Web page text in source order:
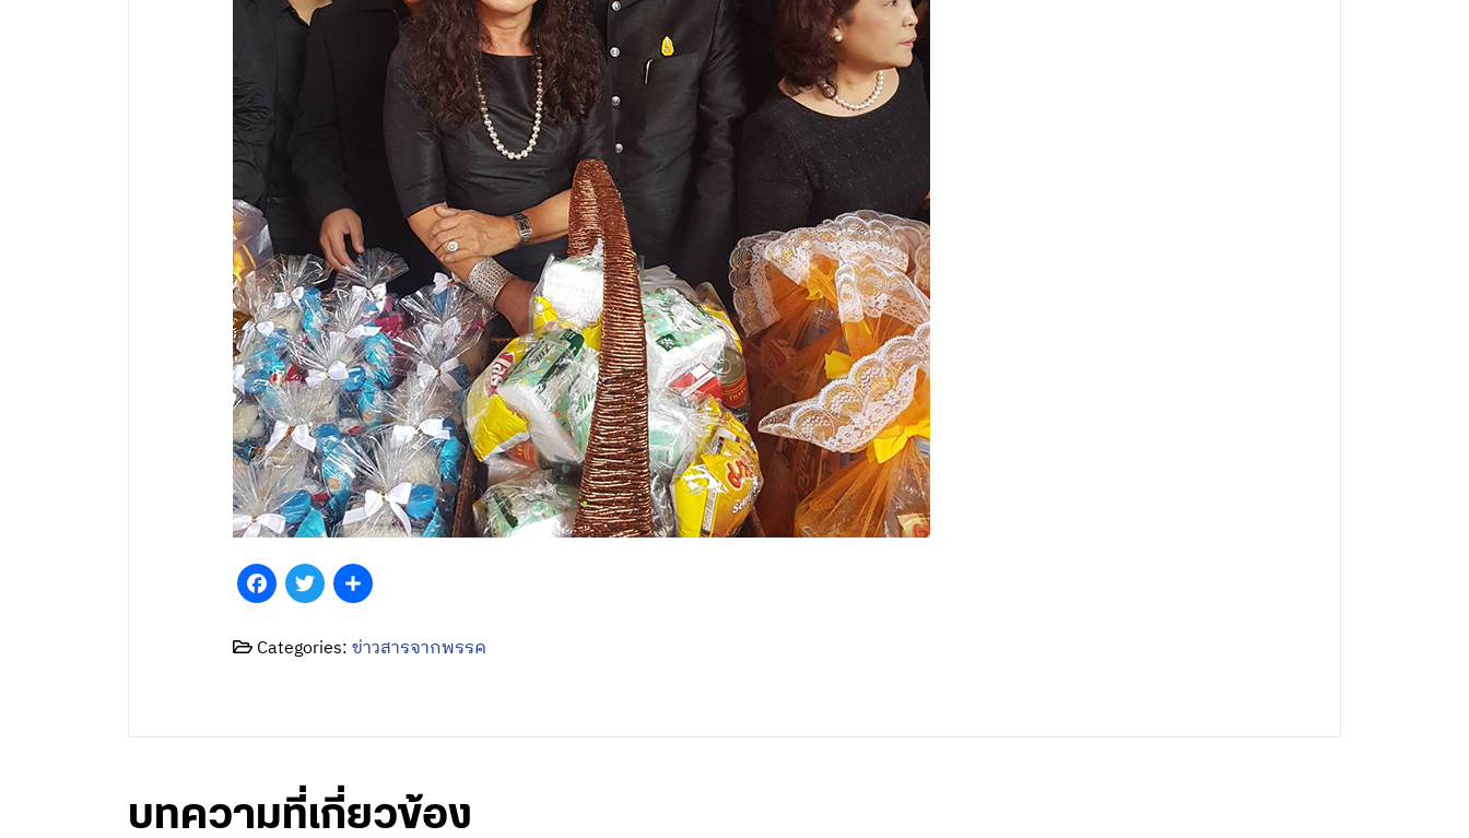
Facebook
TwitterShare
Categories:ข่าวสารจากพรรค
บทความที่เกี่ยวข้อง